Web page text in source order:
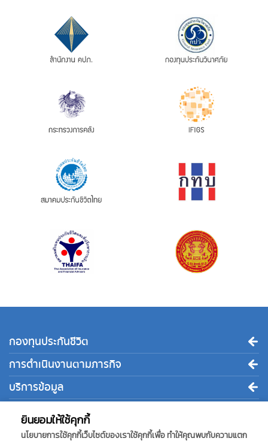
ยินยอมให้ใช้คุกกี้
นโยบายการใช้คุกกี้เว็บไซต์ของเราใช้คุกกี้เพื่อ ทำให้คุณพบกับความแตก
กองทุนประกันชีวิต
การดำเนินงานตามภารกิจ
บริการข้อมูล